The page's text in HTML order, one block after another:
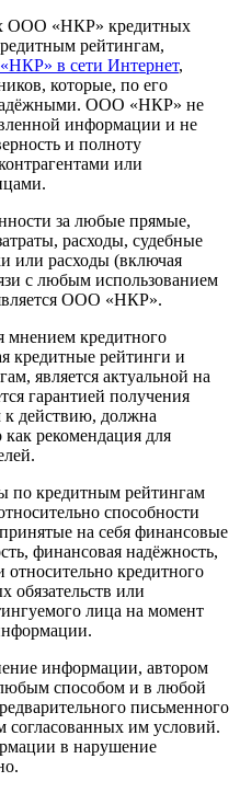
ООО «НКР» кредитных
рейтингам,
в сети Интернет,
которые, по его
ООО «НКР» не
информации и не
и полноту
или
за любые прямые,
расходы, судебные
или расходы (включая
с любым использованием
ООО «НКР».
кредитного
кредитные рейтинги и
является актуальной на
гарантией получения
действию, должна
как рекомендация для
по кредитным рейтингам
способности
на себя финансовые
финансовая надёжность,
кредитного
обязательств или
лица на момент
информации, автором
способом и в любой
письменного
им условий.
в нарушение